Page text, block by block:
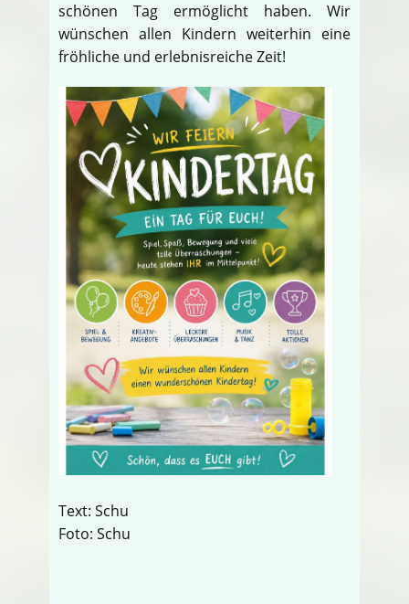
schönen Tag ermöglicht haben. Wir
wünschen allen Kindern weiterhin eine
fröhliche und erlebnisreiche Zeit!
Text: Schu
Foto: Schu